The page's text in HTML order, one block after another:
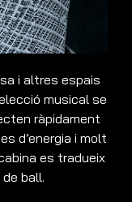
i altres espais
musical se
ràpidament
d’energia i molt
es tradueix
ball.